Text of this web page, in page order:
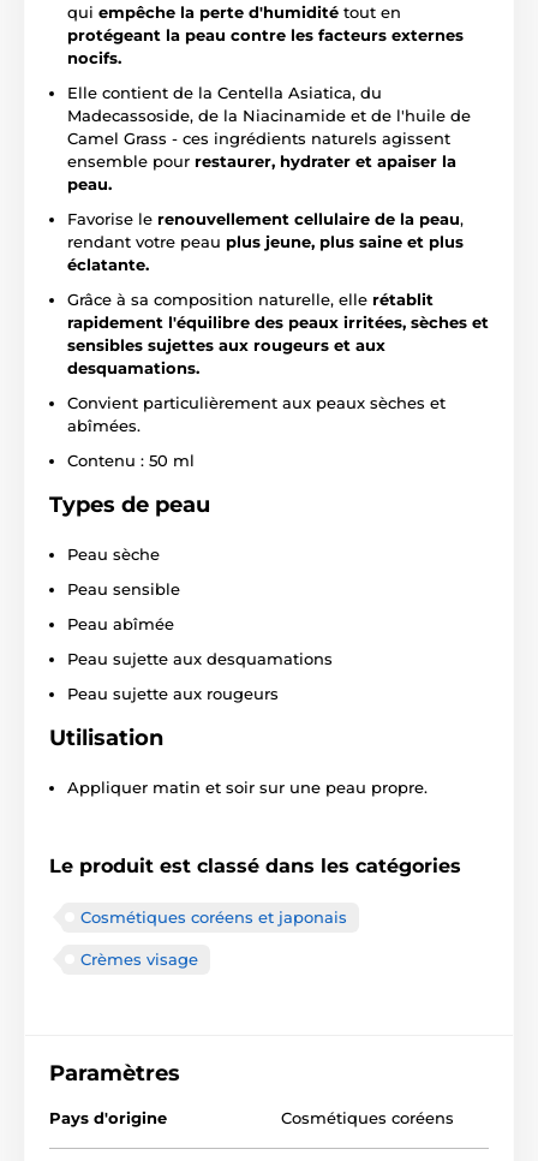
qui empêche la perte d'humidité tout en
protégeant la peau contre les facteurs externes
nocifs.
Elle contient de la Centella Asiatica, du
Madecassoside, de la Niacinamide et de l'huile de
Camel Grass - ces ingrédients naturels agissent
ensemble pour restaurer, hydrater et apaiser la
peau.
Favorise le renouvellement cellulaire de la peau,
rendant votre peau plus jeune, plus saine et plus
éclatante.
Grâce à sa composition naturelle, elle rétablit
rapidement l'équilibre des peaux irritées, sèches et
sensibles sujettes aux rougeurs et aux
desquamations.
Convient particulièrement aux peaux sèches et
abîmées.
Contenu : 50 ml
Types de peau
Peau sèche
Peau sensible
Peau abîmée
Peau sujette aux desquamations
Peau sujette aux rougeurs
Utilisation
Appliquer matin et soir sur une peau propre.
Le produit est classé dans les catégories
Cosmétiques coréens et japonais
Crèmes visage
Paramètres
Pays d'origine Cosmétiques coréens